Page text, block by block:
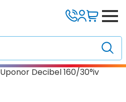
Uponor Decibel 160/30°iv